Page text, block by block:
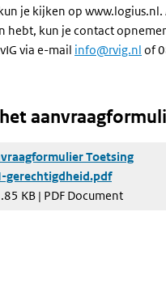
je kijken op www.logius.nl.
hebt, kun je contact
via e-mail info@rvig.nl of
Toetsing
gerechtigdheid.pdf
KB | PDF Document